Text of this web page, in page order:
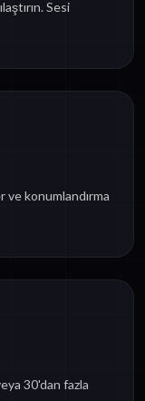
Sesi
ve konumlandırma
30'dan fazla